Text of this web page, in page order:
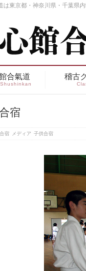
は東京都・神奈川県・千葉県
合氣道 稽古
宿
宿 メディア 子供合宿